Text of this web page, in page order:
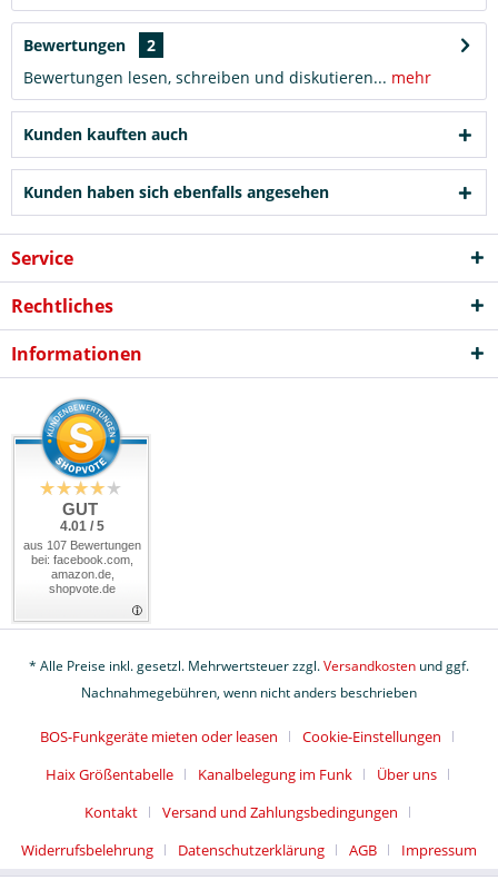
Bewertungen
2
Bewertungen lesen, schreiben und diskutieren... mehr
Kunden kauften auch
Kunden haben sich ebenfalls angesehen
Service
Rechtliches
Informationen
GUT
4.01 / 5
aus 107 Bewertungen
bei: facebook.com,
amazon.de,
shopvote.de
* Alle Preise inkl. gesetzl. Mehrwertsteuer zzgl.Versandkosten und ggf.
Nachnahmegebühren, wenn nicht anders beschrieben
BOS-Funkgeräte mieten oder leasen
Cookie-Einstellungen
Haix Größentabelle
Kanalbelegung im Funk
Über uns
Kontakt
Versand und Zahlungsbedingungen
Widerrufsbelehrung
Datenschutzerklärung AGB Impressum